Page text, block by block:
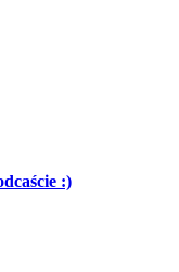
:)